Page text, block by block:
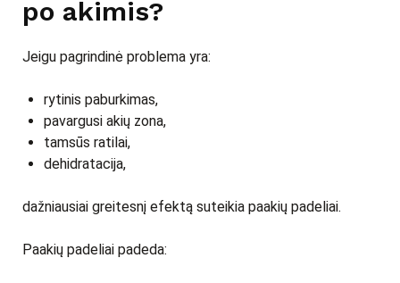
po akimis?
Jeigu pagrindinė problema yra:
rytinis paburkimas,
pavargusi akių zona,
tamsūs ratilai,
dehidratacija,
dažniausiai greitesnį efektą suteikia paakių padeliai.
Paakių padeliai padeda: